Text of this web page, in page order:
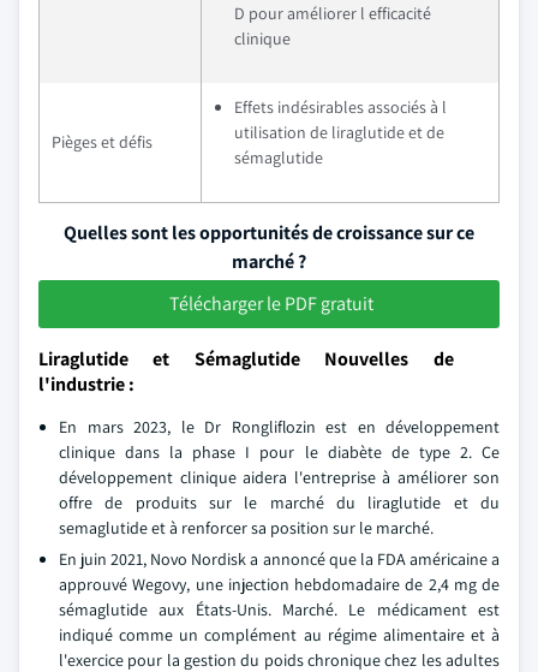
D pour améliorer l efficacité
clinique
Pièges et défis
Effets indésirables associés à l
utilisation de liraglutide et de
sémaglutide
Quelles sont les opportunités de croissance sur ce
marché ?
Télécharger le PDF gratuit
Liraglutide et Sémaglutide Nouvelles de
l'industrie :
En mars 2023, le Dr Rongliflozin est en développement
clinique dans la phase I pour le diabète de type 2. Ce
développement clinique aidera l'entreprise à améliorer son
offre de produits sur le marché du liraglutide et du
semaglutide et à renforcer sa position sur le marché.
En juin 2021, Novo Nordisk a annoncé que la FDA américaine a
approuvé Wegovy, une injection hebdomadaire de 2,4 mg de
sémaglutide aux États-Unis. Marché. Le médicament est
indiqué comme un complément au régime alimentaire et à
l'exercice pour la gestion du poids chronique chez les adultes